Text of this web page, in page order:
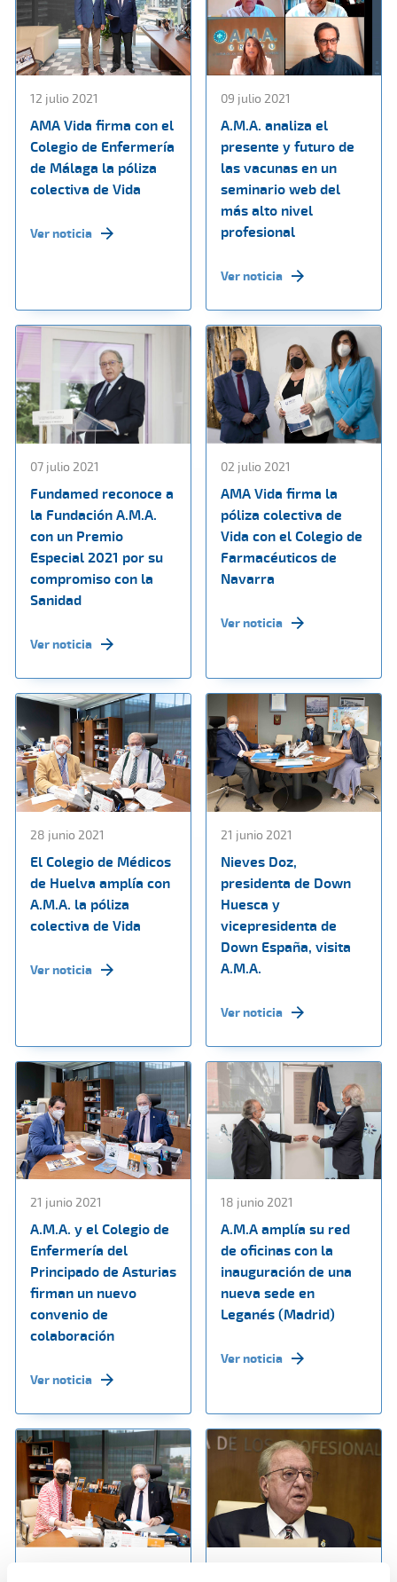
12 julio 2021
AMA Vida firma con el
Colegio de Enfermería
de Málaga la póliza
colectiva de Vida
Ver noticia
09 julio 2021
A.M.A. analiza el
presente y futuro de
las vacunas en un
seminario web del
más alto nivel
profesional
Ver noticia
07 julio 2021
Fundamed reconoce a
la Fundación A.M.A.
con un Premio
Especial 2021 por su
compromiso con la
Sanidad
Ver noticia
02 julio 2021
AMA Vida firma la
póliza colectiva de
Vida con el Colegio de
Farmacéuticos de
Navarra
Ver noticia
28 junio 2021
El Colegio de Médicos
de Huelva amplía con
A.M.A. la póliza
colectiva de Vida
Ver noticia
21 junio 2021
Nieves Doz,
presidenta de Down
Huesca y
vicepresidenta de
Down España, visita
A.M.A.
Ver noticia
21 junio 2021
A.M.A. y el Colegio de
Enfermería del
Principado de Asturias
firman un nuevo
convenio de
colaboración
Ver noticia
18 junio 2021
A.M.A amplía su red
de oficinas con la
inauguración de una
nueva sede en
Leganés (Madrid)
Ver noticia